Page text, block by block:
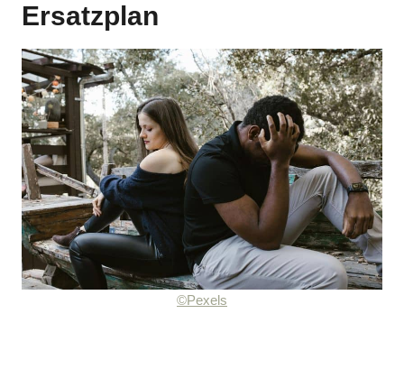
Ersatzplan
©Pexels